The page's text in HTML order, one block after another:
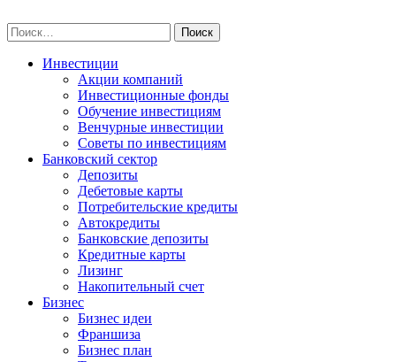
to
content
Найти:
Инвестиции
Акции компаний
Инвестиционные фонды
Обучение инвестициям
Венчурные инвестиции
Советы по инвестициям
Банковский сектор
Депозиты
Дебетовые карты
Потребительские кредиты
Автокредиты
Банковские депозиты
Кредитные карты
Лизинг
Накопительный счет
Бизнес
Бизнес идеи
Франшиза
Бизнес план